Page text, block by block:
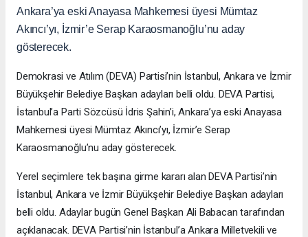
Ankara’ya eski Anayasa Mahkemesi üyesi Mümtaz
Akıncı’yı, İzmir’e Serap Karaosmanoğlu’nu aday
gösterecek.
Demokrasi ve Atılım (DEVA) Partisi’nin İstanbul, Ankara ve İzmir
Büyükşehir Belediye Başkan adayları belli oldu. DEVA Partisi,
İstanbul’a Parti Sözcüsü İdris Şahin’i, Ankara’ya eski Anayasa
Mahkemesi üyesi Mümtaz Akıncı’yı, İzmir’e Serap
Karaosmanoğlu’nu aday gösterecek.
Yerel seçimlere tek başına girme kararı alan DEVA Partisi’nin
İstanbul, Ankara ve İzmir Büyükşehir Belediye Başkan adayları
belli oldu. Adaylar bugün Genel Başkan Ali Babacan tarafından
açıklanacak. DEVA Partisi’nin İstanbul’a Ankara Milletvekili ve